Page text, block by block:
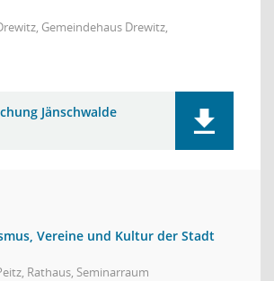
Gemeindehaus Drewitz,
Jänschwalde
Vereine und Kultur der Stadt
Rathaus, Seminarraum